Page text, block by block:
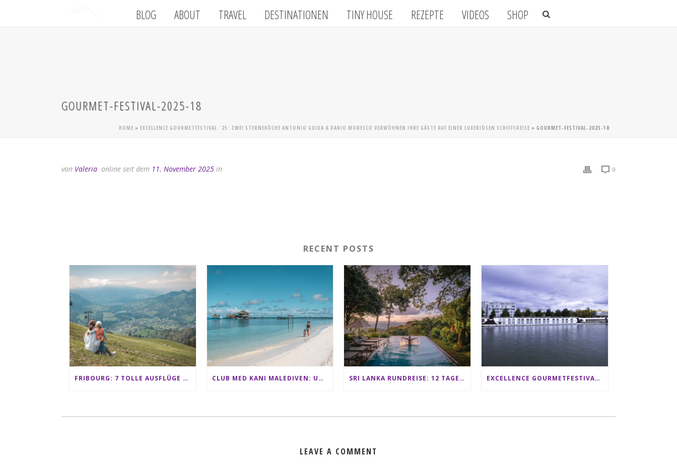
BLOG ABOUT TRAVEL DESTINATIONEN TINY HOUSE REZEPTE VIDEOS SHOP
GOURMET-FESTIVAL-2025-18
HOME » EXCELLENCE GOURMETFESTIVAL ´25: ZWEI STERNEKÖCHE ANTONIO GUIDA & DARIO MORESCO VERWÖHNEN IHRE GÄSTE AUF EINER LUXERIÖSEN SCHIFFSREISE » GOURMET-FESTIVAL-2025-18
von Valeria online seit dem 11. November 2025 in 0
RECENT POSTS
FRIBOURG: 7 TOLLE AUSFLÜGE FÜR FAMILIEN VON CHARMEY BIS LES PACCOTS CLUB MED KANI MALEDIVEN: UNSERE ERFAHRUNGEN IM ALL-INCLUSIVE PARADIES SRI LANKA RUNDREISE: 12 TAGE ZWISCHEN ELEFANTEN, TEEPLANTAGEN & STRAND ALS FAMILIE EXCELLENCE GOURMETFESTIVAL ´25: ZWEI STERNEKÖCHE ANTONIO GUIDA & DARIO MORESCO VERWÖHNEN IHRE GÄSTE AUF EINER LUXERIÖSEN SCHIFFSREISE
LEAVE A COMMENT